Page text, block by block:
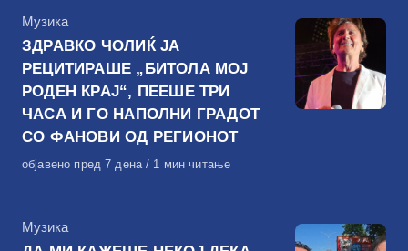
КАтегорија
Музика
ЗДРАВКО ЧОЛИЌ ЈА
РЕЦИТИРАШЕ „БИТОЛА МОЈ
РОДЕН КРАЈ“, ПЕЕШЕ ТРИ
ЧАСА И ГО НАПОЛНИ ГРАДОТ
СО ФАНОВИ ОД РЕГИОНОТ
Објавено
објавено пред 7 дена 1 мин читање
КАтегорија
Музика